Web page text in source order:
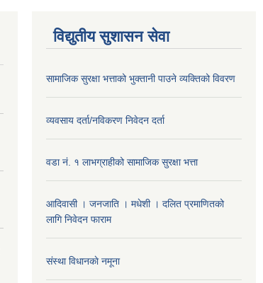
विद्युतीय सुशासन सेवा
सामाजिक सुरक्षा भत्ताको भुक्तानी पाउने व्यक्तिको विवरण
व्यवसाय दर्ता/नविकरण निवेदन दर्ता
वडा नं. १ लाभग्राहीको सामाजिक सुरक्षा भत्ता
आदिवासी । जनजाति । मधेशी । दलित प्रमाणितको
लागि निवेदन फाराम
संस्था विधानकाे नमूना